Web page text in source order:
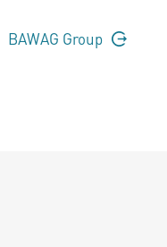
BAWAG Group